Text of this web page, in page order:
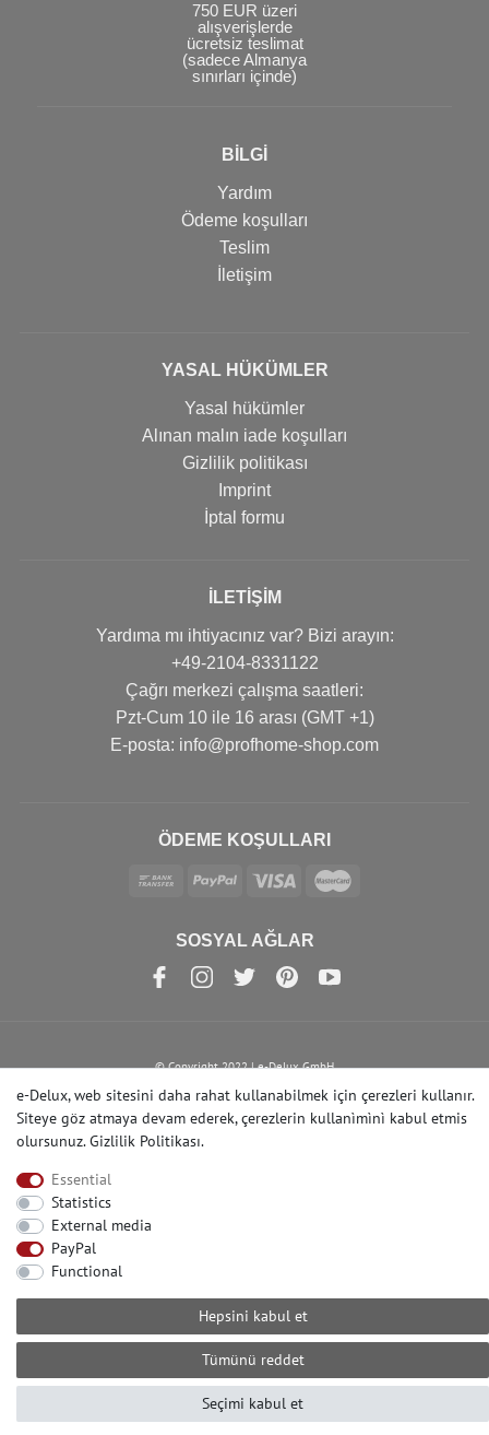
750 EUR üzeri
alışverişlerde
ücretsiz teslimat
(sadece Almanya
sınırları içinde)
BİLGİ
Yardım
Ödeme koşulları
Teslim
İletişim
YASAL HÜKÜMLER
Yasal hükümler
Alınan malın iade koşulları
Gizlilik politikası
Imprint
İptal formu
İLETIŞIM
Yardıma mı ihtiyacınız var? Bizi arayın:
+49-2104-8331122
Çağrı merkezi çalışma saatleri:
Pzt-Cum 10 ile 16 arası (GMT +1)
Е-posta: info@profhome-shop.com
ÖDEME KOŞULLARI
SOSYAL AĞLAR
© Copyright 2022 | e-Delux GmbH
e-Delux, web sitesini daha rahat kullanabilmek için çerezleri kullanır.
Siteye göz atmaya devam ederek, çerezlerin kullanìmìnì kabul etmis
olursunuz.Gizlilik Politikası.
Essential
Statistics
External media
PayPal
Functional
Hepsini kabul et
Tümünü reddet
Seçimi kabul et